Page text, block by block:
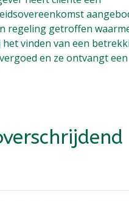
regeling getroffen
vinden van een
en ze ontvangt een